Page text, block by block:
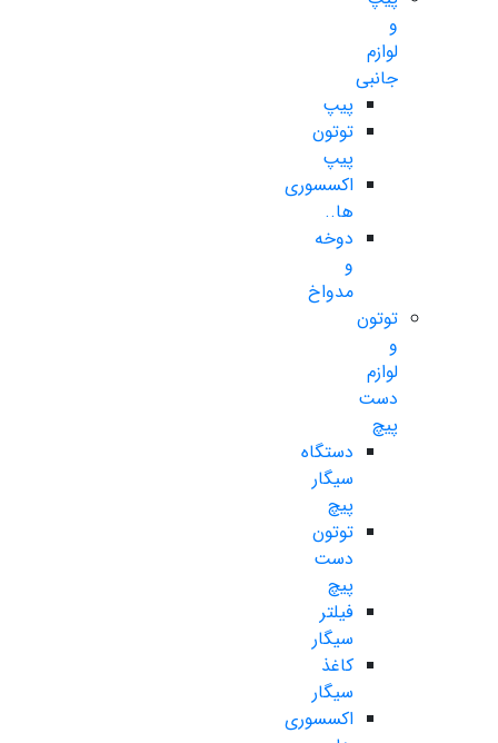
و
لوازم
جانبی
پیپ
توتون
پیپ
اکسسوری
ها..
دوخه
و
مدواخ
توتون
و
لوازم
دست
پیچ
دستگاه
سیگار
پیچ
توتون
دست
پیچ
فیلتر
سیگار
کاغذ
سیگار
اکسسوری